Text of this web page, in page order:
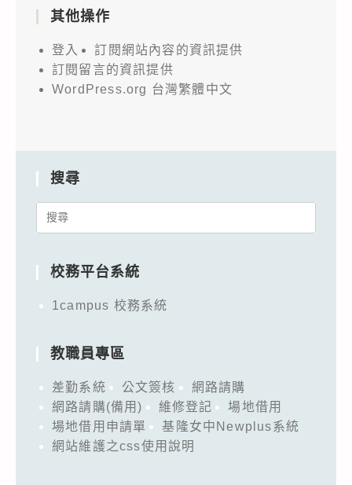
其他操作
登入
訂閱網站內容的資訊提供
訂閱留言的資訊提供
WordPress.org 台灣繁體中文
搜尋
Search
校務平台系統
1campus 校務系統
教職員專區
差勤系統 公文簽核
網路請購
網路請購(備用)
維修登記
場地借用
場地借用申請單
基隆女中Newplus系統
網站維護之css使用說明